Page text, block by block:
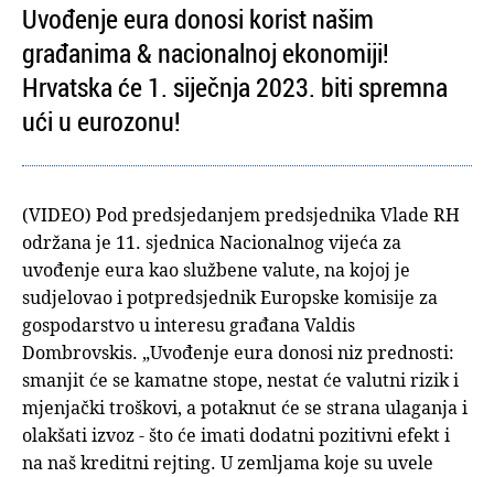
Uvođenje eura donosi korist našim
građanima & nacionalnoj ekonomiji!
Hrvatska će 1. siječnja 2023. biti spremna
ući u eurozonu!
(VIDEO) Pod predsjedanjem predsjednika Vlade RH
održana je 11. sjednica Nacionalnog vijeća za
uvođenje eura kao službene valute, na kojoj je
sudjelovao i potpredsjednik Europske komisije za
gospodarstvo u interesu građana Valdis
Dombrovskis. „Uvođenje eura donosi niz prednosti:
smanjit će se kamatne stope, nestat će valutni rizik i
mjenjački troškovi, a potaknut će se strana ulaganja i
olakšati izvoz - što će imati dodatni pozitivni efekt i
na naš kreditni rejting. U zemljama koje su uvele